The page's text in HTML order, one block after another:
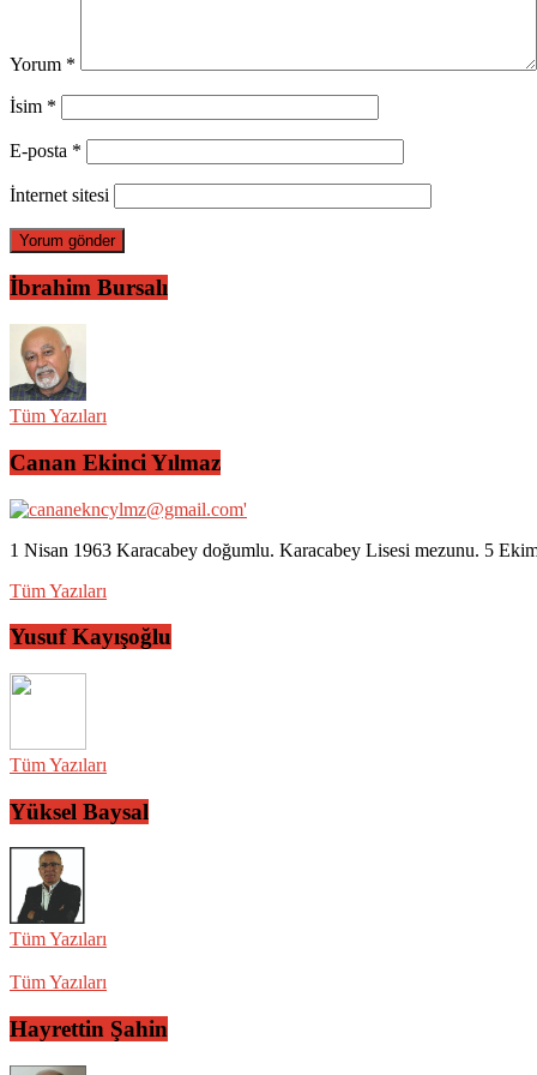
Yorum *
İsim *
E-posta *
İnternet sitesi
İbrahim Bursalı
Tüm Yazıları
Canan Ekinci Yılmaz
1 Nisan 1963 Karacabey doğumlu. Karacabey Lisesi mezunu. 5
Tüm Yazıları
Yusuf Kayışoğlu
Tüm Yazıları
Yüksel Baysal
Tüm Yazıları
Tüm Yazıları
Hayrettin Şahin